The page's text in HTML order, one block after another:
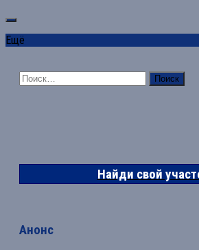
Ещё
Найти:
Найди свой
Анонс